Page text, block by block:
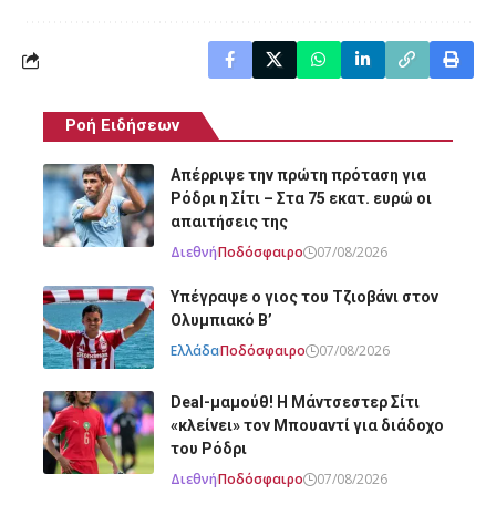
Ροή Ειδήσεων
Απέρριψε την πρώτη πρόταση για
Ρόδρι η Σίτι – Στα 75 εκατ. ευρώ οι
απαιτήσεις της
ΔιεθνήΠοδόσφαιρο 07/08/2026
Υπέγραψε ο γιος του Τζιοβάνι στον
Ολυμπιακό Β’
ΕλλάδαΠοδόσφαιρο 07/08/2026
Deal-μαμούθ! Η Μάντσεστερ Σίτι
«κλείνει» τον Μπουαντί για διάδοχο
του Ρόδρι
ΔιεθνήΠοδόσφαιρο 07/08/2026